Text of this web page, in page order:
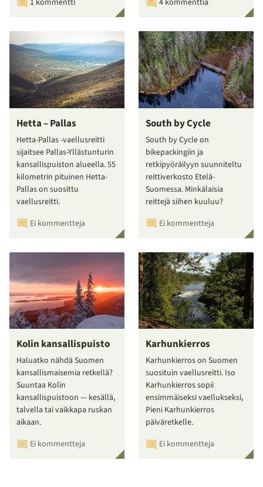
1 kommentti
4 kommenttia
Hetta – Pallas
Hetta-Pallas -vaellusreitti
sijaitsee Pallas-Yllästunturin
kansallispuiston alueella. 55
kilometrin pituinen Hetta-
Pallas on suosittu
vaellusreitti.
Ei kommentteja
South by Cycle
South by Cycle on
bikepackingiin ja
retkipyöräilyyn suunniteltu
reittiverkosto Etelä-
Suomessa. Minkälaisia
reittejä siihen kuuluu?
Ei kommentteja
Kolin kansallispuisto
Haluatko nähdä Suomen
kansallismaisemia retkellä?
Suuntaa Kolin
kansallispuistoon — kesällä,
talvella tai vaikkapa ruskan
aikaan.
Ei kommentteja
Karhunkierros
Karhunkierros on Suomen
suosituin vaellusreitti. Iso
Karhunkierros sopii
ensimmäiseksi vaellukseksi,
Pieni Karhunkierros
päiväretkelle.
Ei kommentteja